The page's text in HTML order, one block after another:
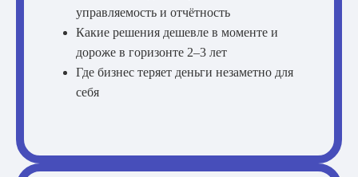
управляемость и отчётность
Какие решения дешевле в моменте и
дороже в горизонте 2–3 лет
Где бизнес теряет деньги незаметно для
себя